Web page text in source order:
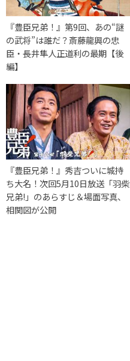
『豊臣兄弟！』第9回、あの“謎
の武将”は誰だ？斎藤龍興の忠
臣・長井隼人正道利の最期【後
編】
『豊臣兄弟！』秀吉ついに城持
ち大名！次回5月10日放送「羽柴
兄弟!」のあらすじ＆場面写真、
相関図が公開